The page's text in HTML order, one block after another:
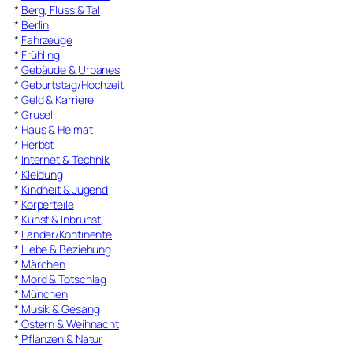
* Berg, Fluss & Tal
* Berlin
* Fahrzeuge
* Frühling
* Gebäude & Urbanes
* Geburtstag/Hochzeit
* Geld & Karriere
* Grusel
* Haus & Heimat
* Herbst
* Internet & Technik
* Kleidung
* Kindheit & Jugend
* Körperteile
* Kunst & Inbrunst
* Länder/Kontinente
* Liebe & Beziehung
* Märchen
* Mord & Totschlag
* München
* Musik & Gesang
* Ostern & Weihnacht
* Pflanzen & Natur